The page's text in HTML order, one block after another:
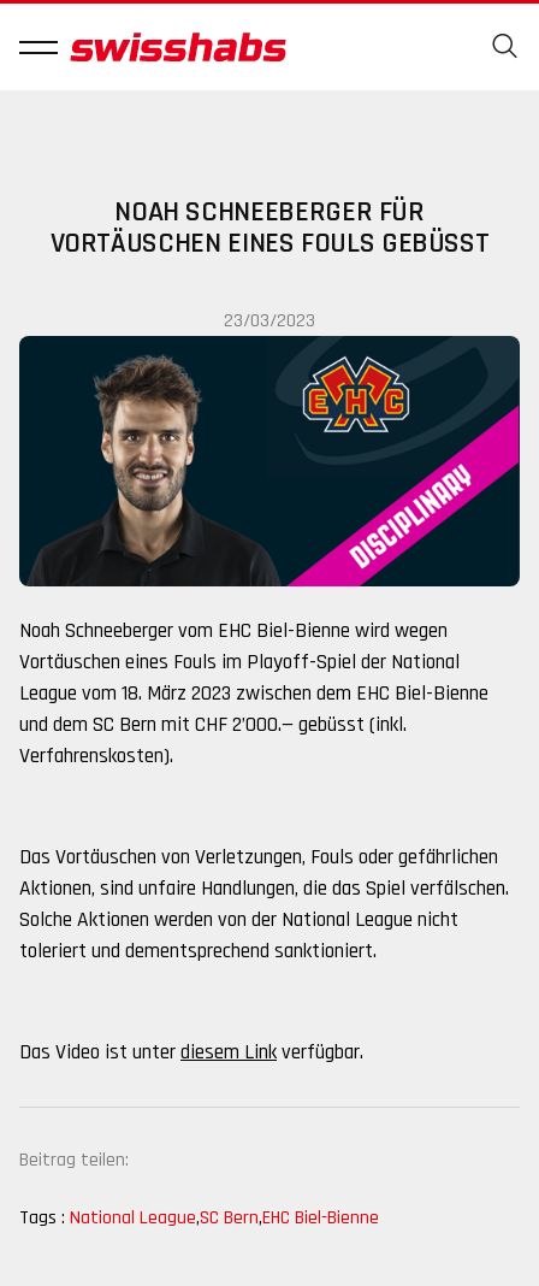
NOAH SCHNEEBERGER FÜR
VORTÄUSCHEN EINES FOULS GEBÜSST
23/03/2023
Noah Schneeberger vom EHC Biel-Bienne wird wegen
Vortäuschen eines Fouls im Playoff-Spiel der National
League vom 18. März 2023 zwischen dem EHC Biel-Bienne
und dem SC Bern mit CHF 2’000.— gebüsst (inkl.
Verfahrenskosten).
Das Vortäuschen von Verletzungen, Fouls oder gefährlichen
Aktionen, sind unfaire Handlungen, die das Spiel verfälschen.
Solche Aktionen werden von der National League nicht
toleriert und dementsprechend sanktioniert.
Das Video ist unterdiesem Linkverfügbar.
Beitrag teilen:
Tags : National League,SC Bern,EHC Biel-Bienne